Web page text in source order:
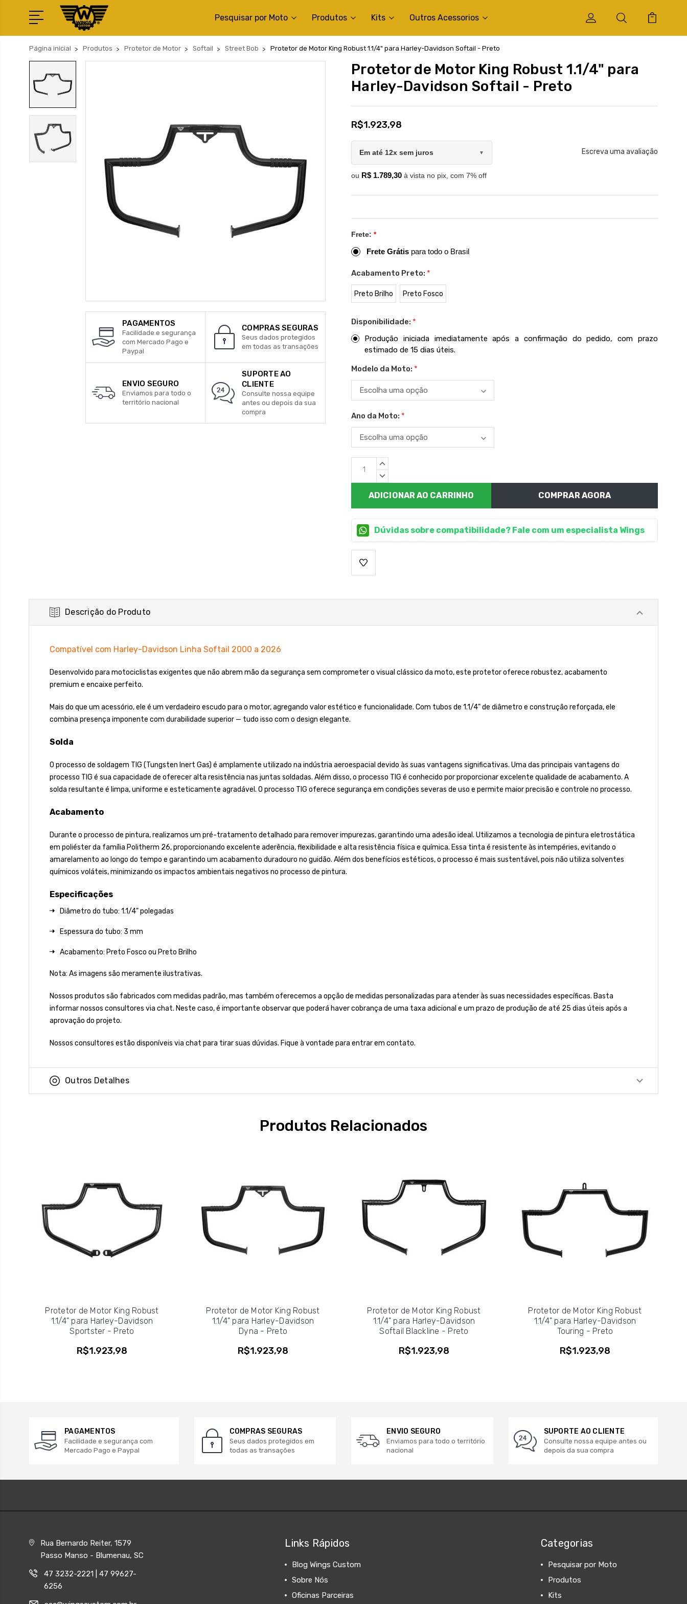
Pesquisar por Moto Produtos Kits Outros Acessorios
Página inicial Produtos Protetor de Motor Softail Street Bob Protetor de Motor King Robust 1.1/4" para Harley-Davidson Softail - Preto
PAGAMENTOS
Facilidade e segurança
com Mercado Pago e
Paypal
COMPRAS SEGURAS
Seus dados protegidos
em todas as transações
ENVIO SEGURO
Enviamos para todo o
território nacional
SUPORTE AO
CLIENTE
Consulte nossa equipe
antes ou depois da sua
compra
Protetor de Motor King Robust 1.1/4" para
Harley-Davidson Softail - Preto
R$1.923,98
Em até 12x sem juros ▼
ou R$ 1.789,30 à vista no pix, com 7% off
Escreva uma avaliação
Frete: *
Frete Grátis para todo o Brasil
Acabamento Preto: *
Preto Brilho Preto Fosco
Disponibilidade: *
Produção iniciada imediatamente após a confirmação do pedido, com prazo
estimado de 15 dias úteis.
Modelo da Moto: *
Ano da Moto: *
Estoque
atual:
QUANTIDADE
QUANTIDADE
COMPRAR AGORA
Dúvidas sobre compatibilidade? Fale com um especialista Wings
Descrição do Produto
Compatível com Harley-Davidson Linha Softail 2000 a 2026
Desenvolvido para motociclistas exigentes que não abrem mão da segurança sem comprometer o visual clássico da moto, este protetor oferece robustez, acabamento
premium e encaixe perfeito.
Mais do que um acessório, ele é um verdadeiro escudo para o motor, agregando valor estético e funcionalidade. Com tubos de 1.1/4" de diâmetro e construção reforçada, ele
combina presença imponente com durabilidade superior — tudo isso com o design elegante.
Solda
O processo de soldagem TIG (Tungsten Inert Gas) é amplamente utilizado na indústria aeroespacial devido às suas vantagens significativas. Uma das principais vantagens do
processo TIG é sua capacidade de oferecer alta resistência nas juntas soldadas. Além disso, o processo TIG é conhecido por proporcionar excelente qualidade de acabamento. A
solda resultante é limpa, uniforme e esteticamente agradável. O processo TIG oferece segurança em condições severas de uso e permite maior precisão e controle no processo.
Acabamento
Durante o processo de pintura, realizamos um pré-tratamento detalhado para remover impurezas, garantindo uma adesão ideal. Utilizamos a tecnologia de pintura eletrostática
em poliéster da família Politherm 26, proporcionando excelente aderência, flexibilidade e alta resistência física e química. Essa tinta é resistente às intempéries, evitando o
amarelamento ao longo do tempo e garantindo um acabamento duradouro no guidão. Além dos benefícios estéticos, o processo é mais sustentável, pois não utiliza solventes
químicos voláteis, minimizando os impactos ambientais negativos no processo de pintura.
Especificações
Diâmetro do tubo: 1.1/4" polegadas
Espessura do tubo: 3 mm
Acabamento: Preto Fosco ou Preto Brilho
Nota: As imagens são meramente ilustrativas.
Nossos produtos são fabricados com medidas padrão, mas também oferecemos a opção de medidas personalizadas para atender às suas necessidades específicas. Basta
informar nossos consultores via chat. Neste caso, é importante observar que poderá haver cobrança de uma taxa adicional e um prazo de produção de até 25 dias úteis após a
aprovação do projeto.
Nossos consultores estão disponíveis via chat para tirar suas dúvidas. Fique à vontade para entrar em contato.
Outros Detalhes
Produtos Relacionados
Protetor de Motor King Robust
1.1/4" para Harley-Davidson
Sportster - Preto
R$1.923,98
Protetor de Motor King Robust
1.1/4" para Harley-Davidson
Dyna - Preto
R$1.923,98
Protetor de Motor King Robust
1.1/4" para Harley-Davidson
Softail Blackline - Preto
R$1.923,98
Protetor de Motor King Robust
1.1/4" para Harley-Davidson
Touring - Preto
R$1.923,98
PAGAMENTOS
Facilidade e segurança com
Mercado Pago e Paypal
COMPRAS SEGURAS
Seus dados protegidos em
todas as transações
ENVIO SEGURO
Enviamos para todo o território
nacional
SUPORTE AO CLIENTE
Consulte nossa equipe antes ou
depois da sua compra
Rua Bernardo Reiter, 1579
Passo Manso - Blumenau, SC
47 3232-2221 | 47 99627-
6256
Links Rápidos
Blog Wings Custom
Sobre Nós
Oficinas Parceiras
Categorias
Pesquisar por Moto
Produtos
Kits